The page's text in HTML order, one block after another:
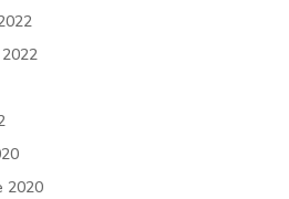
2020